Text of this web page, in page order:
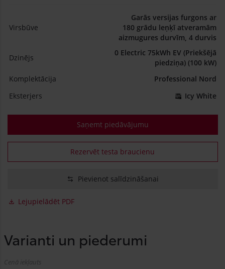
Virsbūve
Garās versijas furgons ar
180 grādu leņķī atveramām
aizmugures durvīm, 4 durvis
Dzinējs
0 Electric 75kWh EV (Priekšējā
piedziņa) (100 kW)
Komplektācija
Professional Nord
Eksterjers
Icy White
Saņemt piedāvājumu
Rezervēt testa braucienu
Pievienot salīdzināšanai
Lejupielādēt PDF
Varianti un piederumi
Cenā iekļauts